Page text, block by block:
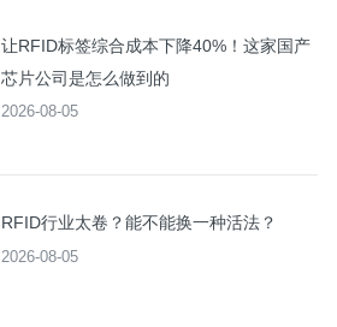
让RFID标签综合成本下降40%！这家国产
芯片公司是怎么做到的
2026-08-05
RFID行业太卷？能不能换一种活法？
2026-08-05